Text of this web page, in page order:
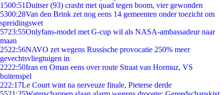
1500:51Duitser (93) crasht met quad tegen boom, vier gewonden
5300:28Van den Brink zet nog eens 14 gemeenten onder toezicht om
spreidingswet
5723:55Onlyfans-model met G-cup wil als NASA-ambassadeur naar
maan
2522:56NAVO zet wegens Russische provocatie 250% meer
gevechtsvliegtuigen in
2222:50Iran en Oman eens over route Straat van Hormuz, VS
buitenspel
222:17Le Court wint na nerveuze finale, Pieterse derde